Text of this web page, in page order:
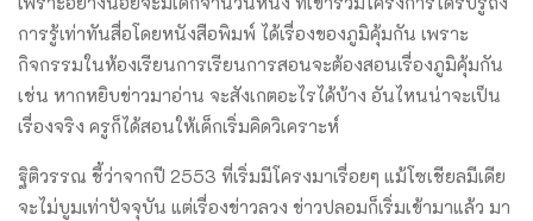
การรู้เท่าทันสื่อโดยหนังสือพิมพ์ ได้เรื่องของภูมิคุ้มกัน เพราะ
กิจกรรมในห้องเรียนการเรียนการสอนจะต้องสอนเรื่องภูมิคุ้มกัน
เช่น หากหยิบข่าวมาอ่าน จะสังเกตอะไรได้บ้าง อันไหนน่าจะเป็น
เรื่องจริง ครูก็ได้สอนให้เด็กเริ่มคิดวิเคราะห์
ฐิติวรรณ ชี้ว่าจากปี 2553 ที่เริ่มมีโครงมาเรื่อยๆ แม้โซเชียลมีเดีย
จะไม่บูมเท่าปัจจุบัน แต่เรื่องข่าวลวง ข่าวปลอมก็เริ่มเข้ามาแล้ว มา